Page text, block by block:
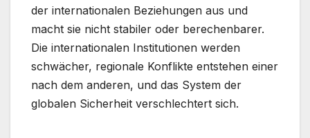
der internationalen Beziehungen aus und
macht sie nicht stabiler oder berechenbarer.
Die internationalen Institutionen werden
schwächer, regionale Konflikte entstehen einer
nach dem anderen, und das System der
globalen Sicherheit verschlechtert sich.